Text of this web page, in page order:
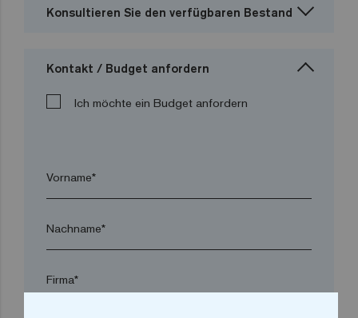
Konsultieren Sie den verfügbaren Bestand
Kontakt / Budget anfordern
Ich möchte ein Budget anfordern
Vorname*
Nachname*
Firma*